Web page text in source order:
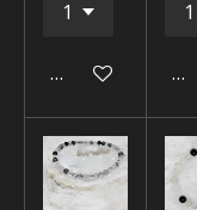
Ajouter au panier